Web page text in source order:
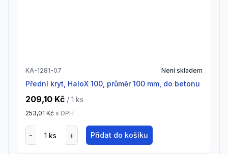
KA-1281-07 Není skladem
Přední kryt, HaloX 100, průměr 100 mm, do betonu
209,10 Kč / 1 ks
253,01 Kč s DPH
Přidat do košíku